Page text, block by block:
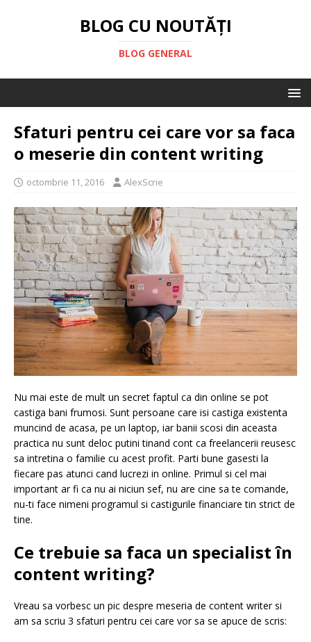
BLOG CU NOUTĂȚI
BLOG GENERAL
Sfaturi pentru cei care vor sa faca
o meserie din content writing
octombrie 11, 2016 AlexScrie
Nu mai este de mult un secret faptul ca din online se pot
castiga bani frumosi. Sunt persoane care isi castiga existenta
muncind de acasa, pe un laptop, iar banii scosi din aceasta
practica nu sunt deloc putini tinand cont ca freelancerii reusesc
sa intretina o familie cu acest profit. Parti bune gasesti la
fiecare pas atunci cand lucrezi in online. Primul si cel mai
important ar fi ca nu ai niciun sef, nu are cine sa te comande,
nu-ti face nimeni programul si castigurile financiare tin strict de
tine.
Ce trebuie sa faca un specialist în
content writing?
Vreau sa vorbesc un pic despre meseria de content writer si
am sa scriu 3 sfaturi pentru cei care vor sa se apuce de scris: